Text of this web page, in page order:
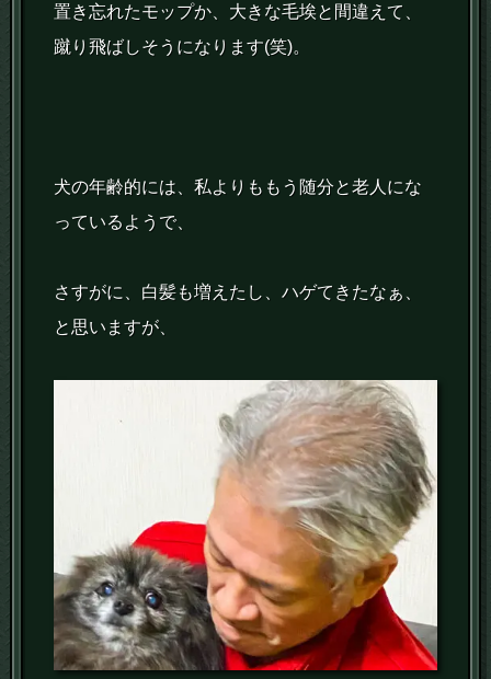
置き忘れたモップか、大きな毛埃と間違えて、
蹴り飛ばしそうになります(笑)。
犬の年齢的には、私よりももう随分と老人にな
っているようで、
さすがに、白髪も増えたし、ハゲてきたなぁ、
と思いますが、